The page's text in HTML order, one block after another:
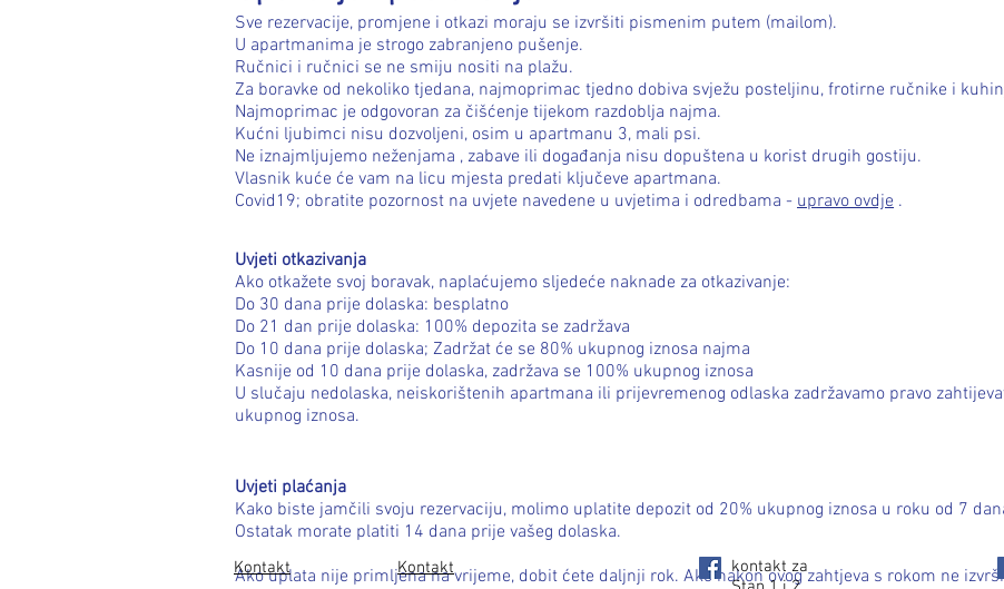
Sve rezervacije, promjene i otkazi moraju se izvršiti pismenim putem (mailom).
U apartmanima je strogo zabranjeno pušenje.
Ručnici i ručnici se ne smiju nositi na plažu.
Za boravke od nekoliko tjedana, najmoprimac tjedno dobiva svježu posteljinu, frotirne ručnike i
Najmoprimac je odgovoran za čišćenje tijekom razdoblja najma.
Kućni ljubimci nisu dozvoljeni, osim u apartmanu 3, mali psi.
Ne iznajmljujemo neženjama , zabave ili događanja nisu dopuštena u korist drugih gostiju.
Vlasnik kuće će vam na licu mjesta predati ključeve apartmana.
Covid19; obratite pozornost na uvjete navedene u uvjetima i odredbama - upravo ovdje .
Uvjeti otkazivanja
Ako otkažete svoj boravak, naplaćujemo sljedeće naknade za otkazivanje:
Do 30 dana prije dolaska: besplatno
Do 21 dan prije dolaska: 100% depozita se zadržava
Do 10 dana prije dolaska; Zadržat će se 80% ukupnog iznosa najma
Kasnije od 10 dana prije dolaska, zadržava se 100% ukupnog iznosa
U slučaju nedolaska, neiskorištenih apartmana ili prijevremenog odlaska zadržavamo pravo
ukupnog iznosa.
Uvjeti plaćanja
Kako biste jamčili svoju rezervaciju, molimo uplatite depozit od 20% ukupnog iznosa u roku od 7
Ostatak morate platiti 14 dana prije vašeg dolaska.
Ako uplata nije primljena na vrijeme, dobit ćete daljnji rok. Ako nakon ovog zahtjeva s rokom ne
Kontakt Kontakt
kontakt za